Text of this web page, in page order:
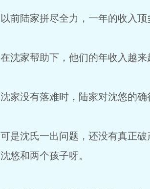
以前陆家拼尽全力，一年的收入顶
在沈家帮助下，他们的年收入越来
沈家没有落难时，陆家对沈悠的确
可是沈氏一出问题，还没有真正
沈悠和两个孩子呀。